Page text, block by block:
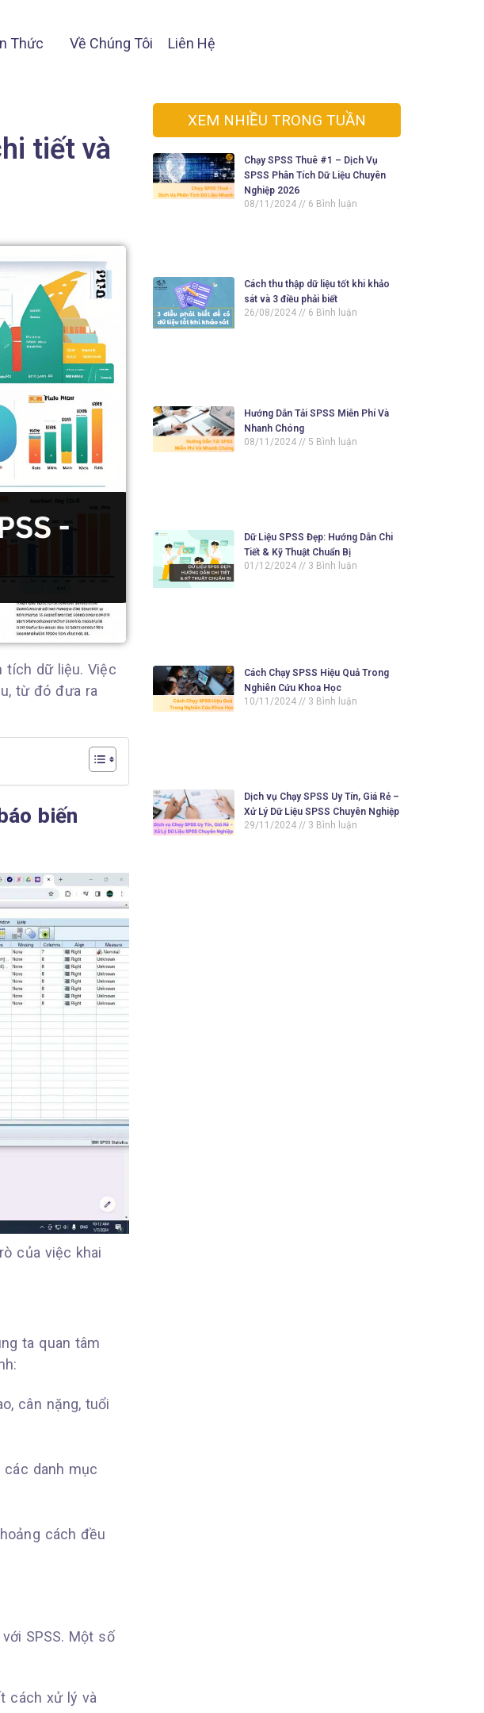
Thức Về Chúng Tôi Liên Hệ
tiết và
tích dữ liệu. Việc
từ đó đưa ra
biến
của việc khai
ta quan tâm
cân nặng, tuổi
danh mục
cách đều
SPSS. Một số
cách xử lý và
XEM NHIỀU TRONG TUẦN
Chạy SPSS Thuê #1 – Dịch Vụ
SPSS Phân Tích Dữ Liệu Chuyên
Nghiệp 2026
08/11/2024
6 Bình luận
Cách thu thập dữ liệu tốt khi khảo
sát và 3 điều phải biết
26/08/2024
6 Bình luận
Hướng Dẫn Tải SPSS Miễn Phí Và
Nhanh Chóng
08/11/2024
5 Bình luận
Dữ Liệu SPSS Đẹp: Hướng Dẫn Chi
Tiết & Kỹ Thuật Chuẩn Bị
01/12/2024
3 Bình luận
Cách Chạy SPSS Hiệu Quả Trong
Nghiên Cứu Khoa Học
10/11/2024
3 Bình luận
Dịch vụ Chạy SPSS Uy Tín, Giá Rẻ –
Xử Lý Dữ Liệu SPSS Chuyên Nghiệp
29/11/2024
3 Bình luận